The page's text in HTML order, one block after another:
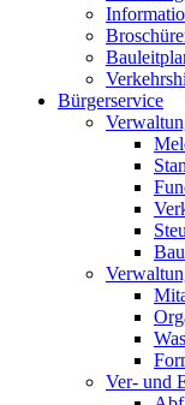
Bürgerservice
Ver- und